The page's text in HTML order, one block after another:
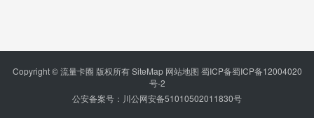
Copyright © 流量卡圈 版权所有SiteMap 网站地图 蜀ICP备蜀ICP备12004020
号-2
公安备案号：川公网安备51010502011830号